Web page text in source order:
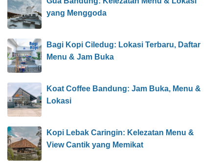
yang Menggoda
Bagi Kopi Ciledug: Lokasi Terbaru, Daftar
Menu & Jam Buka
Koat Coffee Bandung: Jam Buka, Menu &
Lokasi
Kopi Lebak Caringin: Kelezatan Menu &
View Cantik yang Memikat